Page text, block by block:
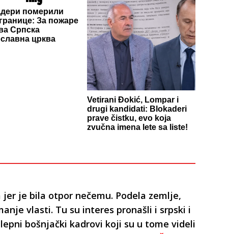
померили
За пожаре
Српска
црква
Vetirani Đokić, Lompar i
drugi kandidati: Blokaderi
prave čistku, evo koja
zvučna imena lete sa liste!
je bila otpor nečemu. Podela zemlje,
vlasti. Tu su interes pronašli i srpski i
bošnjački kadrovi koji su u tome videli